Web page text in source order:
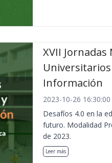
XVII Jornadas
Información
2023-10-26 16:30:00
Desafíos 4.0 en la
futuro. Modalidad
de 2023.
Leer más